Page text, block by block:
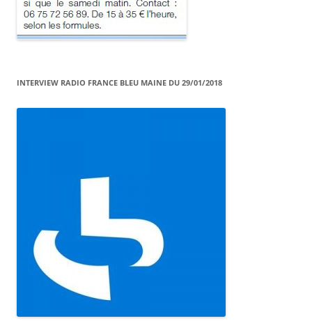
INTERVIEW RADIO FRANCE BLEU MAINE DU 29/01/2018